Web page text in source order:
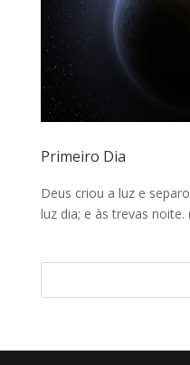
Primeiro Dia
Deus criou a luz e
luz dia; e às trevas noite.